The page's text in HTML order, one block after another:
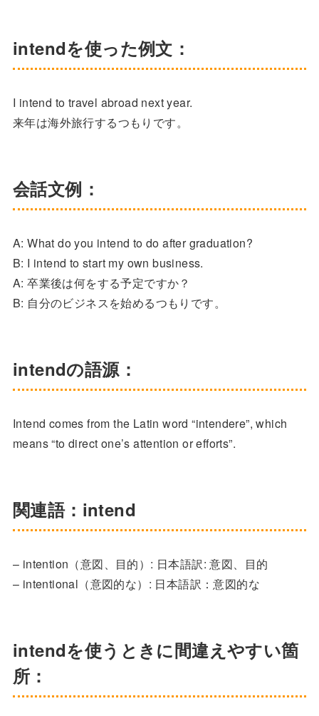
intendを使った例文：
I intend to travel abroad next year.
来年は海外旅行するつもりです。
会話文例：
A: What do you intend to do after graduation?
B: I intend to start my own business.
A: 卒業後は何をする予定ですか？
B: 自分のビジネスを始めるつもりです。
intendの語源：
Intend comes from the Latin word “intendere”, which
means “to direct one’s attention or efforts”.
関連語：intend
– intention（意図、目的）: 日本語訳: 意図、目的
– intentional（意図的な）: 日本語訳：意図的な
intendを使うときに間違えやすい箇
所：